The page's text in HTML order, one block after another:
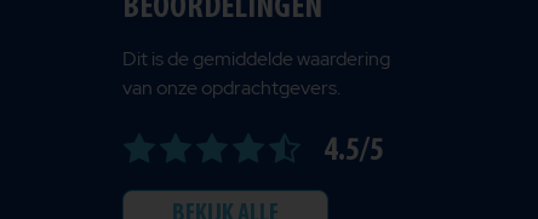
BEOORDELINGEN
Dit is de gemiddelde waardering
van onze opdrachtgevers.
4.5/5